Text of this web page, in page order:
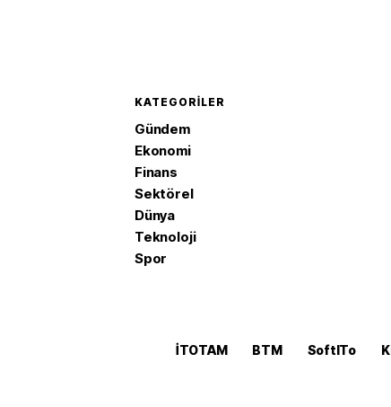
KATEGORILER
Gündem
Ekonomi
Finans
Sektörel
Dünya
Teknoloji
Spor
İTOTAM BTM SoftITo